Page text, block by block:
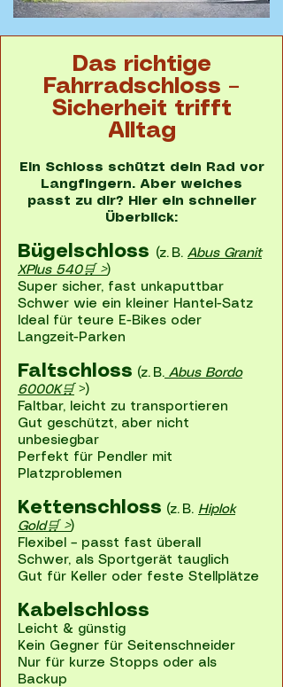
Das richtige
Fahrradschloss –
Sicherheit trifft
Alltag
Ein Schloss schützt dein Rad vor
Langfingern. Aber welches
passt zu dir? Hier ein schneller
Überblick:
Bügelschloss (z. B. Abus Granit
XPlus 540🛒 >)
Super sicher, fast unkaputtbar
Schwer wie ein kleiner Hantel-Satz
Ideal für teure E-Bikes oder
Langzeit-Parken
Faltschloss (z. B. Abus Bordo
6000K🛒 >)
Faltbar, leicht zu transportieren
Gut geschützt, aber nicht
unbesiegbar
Perfekt für Pendler mit
Platzproblemen
Kettenschloss (z. B. Hiplok
Gold🛒 >)
Flexibel – passt fast überall
Schwer, als Sportgerät tauglich
Gut für Keller oder feste Stellplätze
Kabelschloss
Leicht & günstig
Kein Gegner für Seitenschneider
Nur für kurze Stopps oder als
Backup